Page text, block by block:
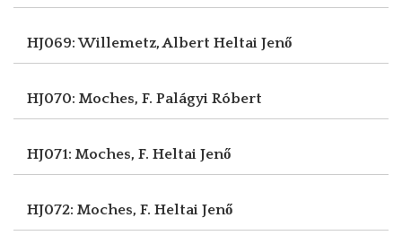
HJ069: Willemetz, Albert Heltai Jenő
HJ070: Moches, F. Palágyi Róbert
HJ071: Moches, F. Heltai Jenő
HJ072: Moches, F. Heltai Jenő